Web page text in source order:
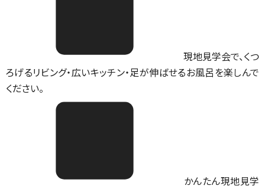
現地見学会で、くつ
ろげるリビング・広いキッチン・足が伸ばせるお風呂を楽しんで
ください。
かんたん現地見学